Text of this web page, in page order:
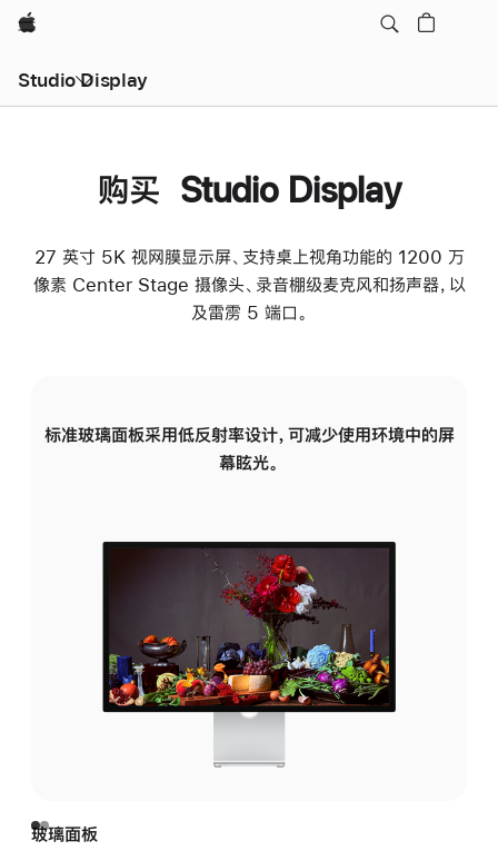
Apple
Studio Display
购买 Studio Display
27 英寸 5K 视网膜显示屏、支持桌上视角功能的 1200 万
像素 Center Stage 摄像头、录音棚级麦克风和扬声器，以
及雷雳 5 端口。
标准玻璃面板采用低反射率设计，可减少使用环境中的屏
幕眩光。
玻璃面板